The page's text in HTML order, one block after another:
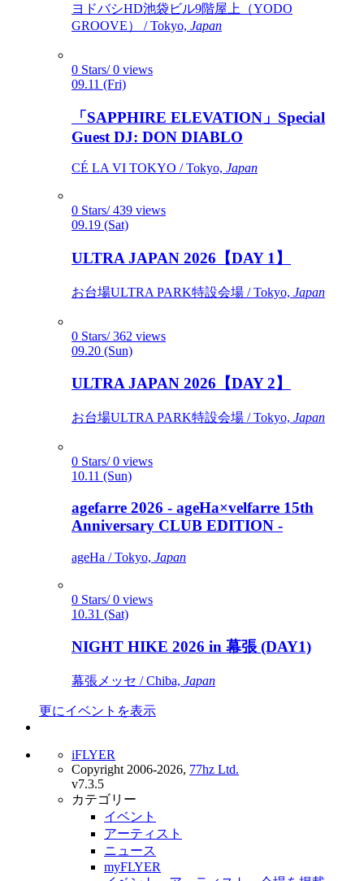
ヨドバシHD池袋ビル9階屋上（YODO
GROOVE） / Tokyo, Japan
0 Stars/ 0 views
09.11 (Fri)
「SAPPHIRE ELEVATION」Special
Guest DJ: DON DIABLO
CÉ LA VI TOKYO / Tokyo, Japan
0 Stars/ 439 views
09.19 (Sat)
ULTRA JAPAN 2026【DAY 1】
お台場ULTRA PARK特設会場 / Tokyo, Japan
0 Stars/ 362 views
09.20 (Sun)
ULTRA JAPAN 2026【DAY 2】
お台場ULTRA PARK特設会場 / Tokyo, Japan
0 Stars/ 0 views
10.11 (Sun)
agefarre 2026 - ageHa×velfarre 15th
Anniversary CLUB EDITION -
ageHa / Tokyo, Japan
0 Stars/ 0 views
10.31 (Sat)
NIGHT HIKE 2026 in 幕張 (DAY1)
幕張メッセ / Chiba, Japan
更にイベントを表示
iFLYER
Copyright 2006-2026, 77hz Ltd.
v7.3.5
カテゴリー
イベント
アーティスト
ニュース
myFLYER